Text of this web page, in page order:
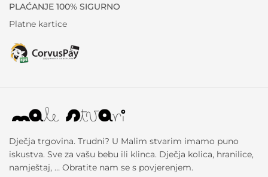
PLAĆANJE 100% SIGURNO
Platne kartice
Dječja trgovina. Trudni? U Malim stvarim imamo puno
iskustva. Sve za vašu bebu ili klinca. Dječja kolica, hranilice,
namještaj, … Obratite nam se s povjerenjem.